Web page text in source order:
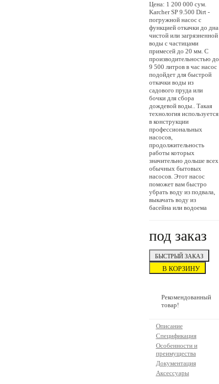
Цена: 1 200 000 сум.
Karcher SP 9.500 Dirt -
погружной насос с
функцией откачки до дна
чистой или загрязненной
воды с частицами
примесей до 20 мм. С
производительностью до
9 500 литров в час насос
подойдет для быстрой
откачки воды из
садового пруда или
бочки для сбора
дождевой воды.. Такая
технология используется
в конструкции
профессиональных
насосов,
продолжительность
работы которых
значительно дольше всех
обычных бытовых
насосов. Этот насос
поможет вам быстро
убрать воду из подвала,
выкачать воду из
басейна или водоема
под заказ
БЫСТРЫЙ ЗАКАЗ
В КОРЗИНУ
Рекомендованный
товар!
Описание
Спецификация
Особенности и
преимущества
Документация
Аксессуары